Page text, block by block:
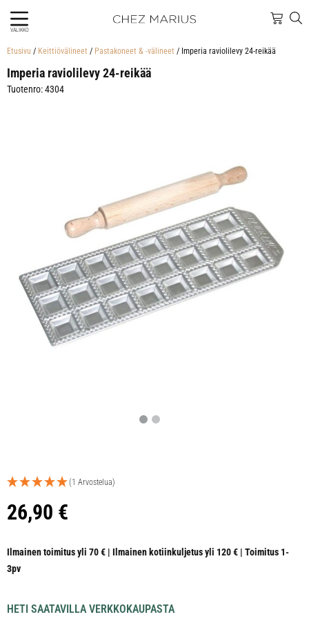
VALIKKO
Etusivu / Keittiövälineet / Pastakoneet & -välineet / Imperia raviolilevy 24-reikää
Imperia raviolilevy 24-reikää
Tuotenro: 4304
(1 Arvostelua)
26,90 €
Ilmainen toimitus yli 70 € | Ilmainen kotiinkuljetus yli 120 € | Toimitus 1-
3pv
HETI SAATAVILLA VERKKOKAUPASTA